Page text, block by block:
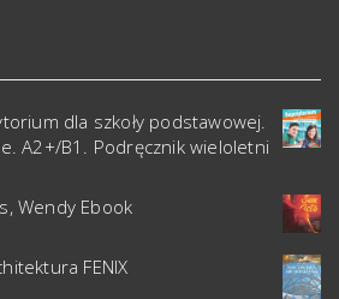
dla szkoły podstawowej.
A2+/B1. Podręcznik wieloletni
Wendy Ebook
FENIX